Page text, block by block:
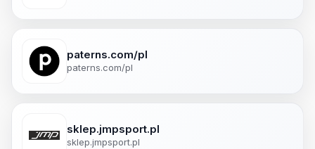
paterns.com/pl
paterns.com/pl
sklep.jmpsport.pl
sklep.jmpsport.pl